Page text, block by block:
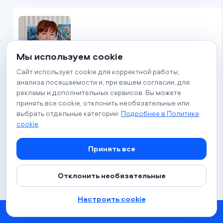
Жанна Соболь
Психолог
Коуч
2 730 ₽ 29.91 €
окончательная зависит от курса, установленного Вашим банком.
Мы используем cookie
Сайт использует cookie для корректной работы,
анализа посещаемости и, при вашем согласии, для
рекламы и дополнительных сервисов. Вы можете
принять все cookie, отклонить необязательные или
выбрать отдельные категории. Подробнее в Политике
cookie.
Принять все
Отклонить необязательные
Настроить cookie